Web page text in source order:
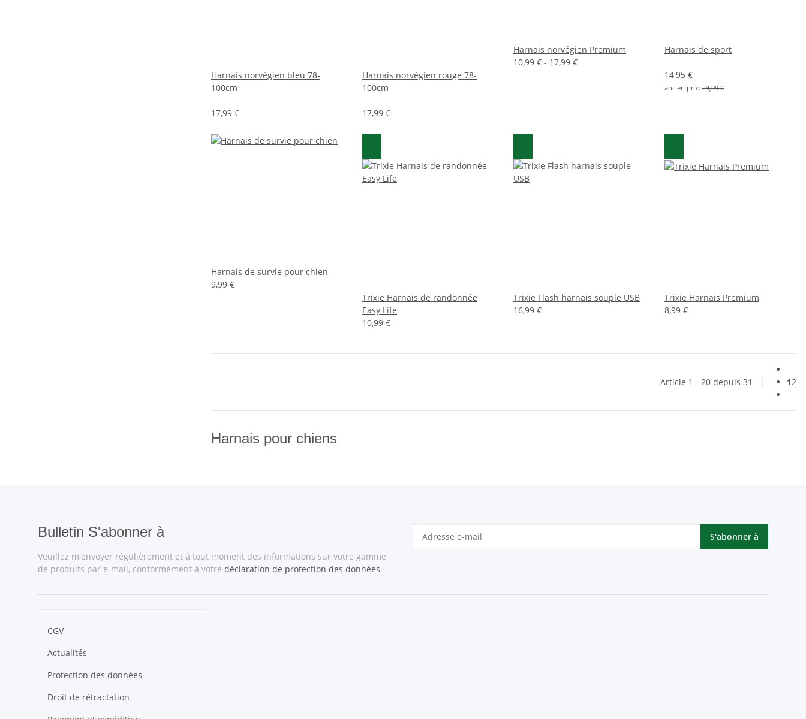
Harnais norvégien bleu 78-
100cm
17,99 €
Harnais norvégien rouge 78-
100cm
17,99 €
Harnais norvégien Premium
10,99 € - 17,99 €
Harnais de sport
14,95 €
ancien prix: 24,99 €
Harnais de survie pour chien
9,99 €
Trixie Harnais de randonnée
Easy Life
10,99 €
Trixie Flash harnais souple USB
16,99 €
Trixie Harnais Premium
8,99 €
Article 1 - 20 depuis 31 12
Harnais pour chiens
Bulletin S'abonner à
Veuillez m'envoyer régulièrement et à tout moment des informations sur votre gamme
de produits par e-mail, conformément à votre déclaration de protection des données.
S'abonner à
CGV
Actualités
Protection des données
Droit de rétractation